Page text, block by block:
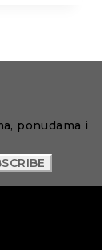
ponudama i